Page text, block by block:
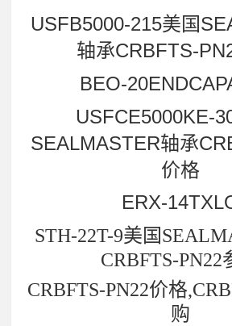
USFB5000-215美国
轴承CRBFTS-
BEO-
USFCE5000KE-
SEALMASTER轴承
价格
ERX-
STH-22T-9美国
CRBFTS-PN22
CRBFTS-PN22价格
购